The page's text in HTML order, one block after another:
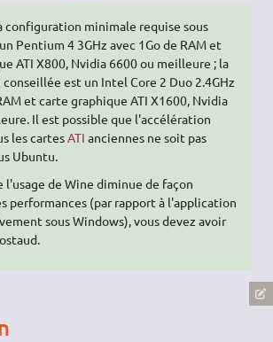
configuration minimale requise sous
Pentium 4 3GHz avec 1Go de RAM et
ATI X800, Nvidia 6600 ou meilleure ; la
est un Intel Core 2 Duo 2.4GHz
et carte graphique ATI X1600, Nvidia
Il est possible que l'accélération
les cartesATI anciennes ne soit pas
Ubuntu.
l'usage de Wine diminue de façon
performances (par rapport à l'application
sous Windows), vous devez avoir